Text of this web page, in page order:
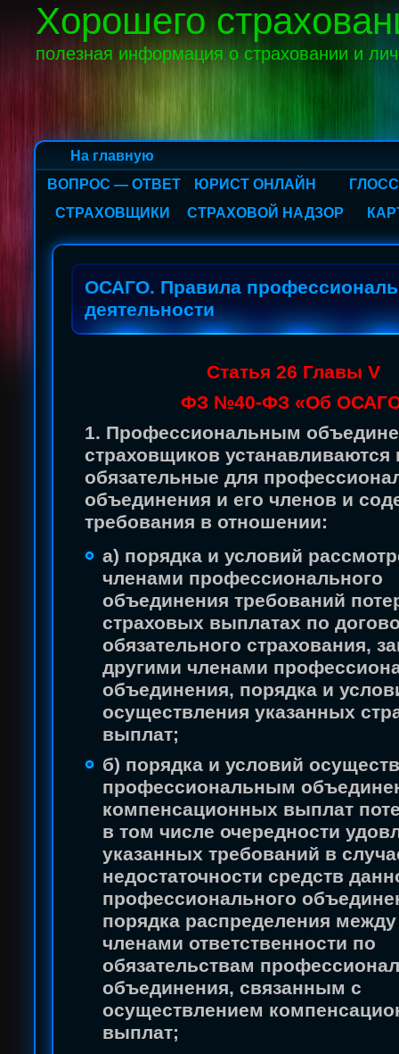
Хорошего
полезная информация о страховании и
На главную
ВОПРОС — ОТВЕТ
ЮРИСТ ОНЛАЙН
СТРАХОВЩИКИ
СТРАХОВОЙ НАДЗОР
ОСАГО. Правила
деятельности
Статья 26 Главы V
ФЗ №40-ФЗ «Об
1. Профессиональным
страховщиков устанавливаются
обязательные для
объединения и его членов и
требования в отношении:
а) порядка и условий
членами профессионального
объединения требований
страховых выплатах по
обязательного страхования,
другими членами
объединения, порядка и
осуществления указанных
выплат;
б) порядка и условий
профессиональным
компенсационных выплат
в том числе очередности
указанных требований в
недостаточности средств
профессионального
порядка распределения между
членами ответственности по
обязательствам
объединения, связанным с
осуществлением
выплат;